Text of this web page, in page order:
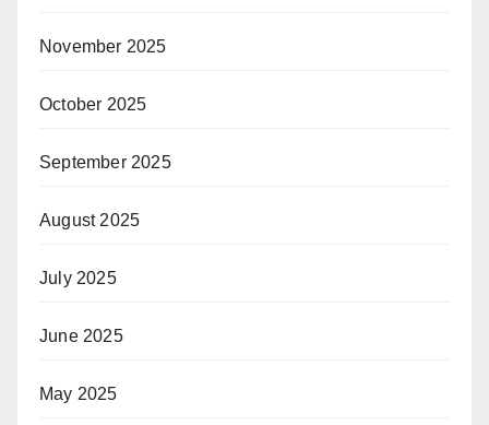
November 2025
October 2025
September 2025
August 2025
July 2025
June 2025
May 2025